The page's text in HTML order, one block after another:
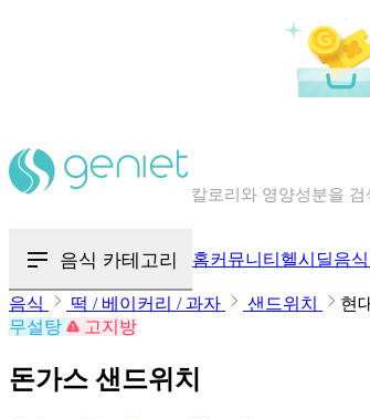
음식 · 영양제 리뷰를 찾
음식 카테고리 홈커뮤니티 헬시딜음
음식 떡 / 베이커리 / 과자 샌드위치
현
무설탕
고지방
돈가스 샌드위치